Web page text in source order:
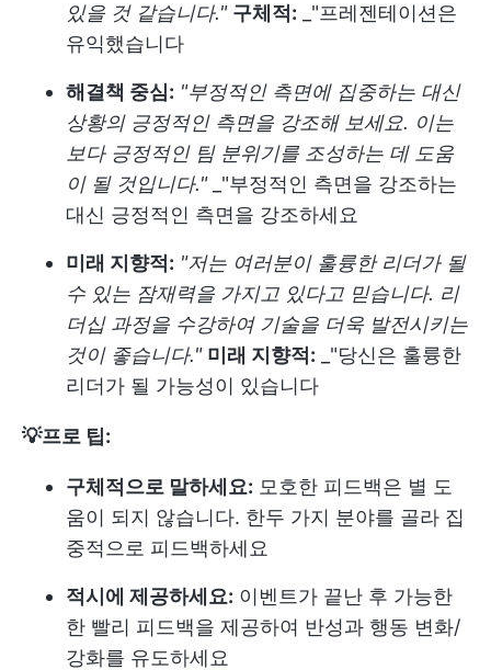
있을 것 같습니다." 구체적: _"프레젠테이션은
유익했습니다
해결책 중심: "부정적인 측면에 집중하는 대신
상황의 긍정적인 측면을 강조해 보세요. 이는
보다 긍정적인 팀 분위기를 조성하는 데 도움
이 될 것입니다."_"부정적인 측면을 강조하는
대신 긍정적인 측면을 강조하세요
미래 지향적: "저는 여러분이 훌륭한 리더가 될
수 있는 잠재력을 가지고 있다고 믿습니다. 리
더십 과정을 수강하여 기술을 더욱 발전시키는
것이 좋습니다." 미래 지향적: _"당신은 훌륭한
리더가 될 가능성이 있습니다
💡프로 팁:
구체적으로 말하세요: 모호한 피드백은 별 도
움이 되지 않습니다. 한두 가지 분야를 골라 집
중적으로 피드백하세요
적시에 제공하세요: 이벤트가 끝난 후 가능한
한 빨리 피드백을 제공하여 반성과 행동 변화/
강화를 유도하세요